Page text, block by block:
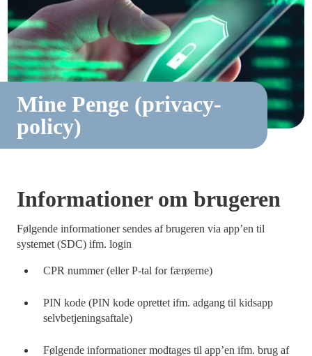
Mine Penge (privacy-
policy)
Informationer om brugeren
Følgende informationer sendes af brugeren via app’en til
systemet (SDC) ifm. login
CPR nummer (eller P-tal for færøerne)
PIN kode (PIN kode oprettet ifm. adgang til kidsapp
selvbetjeningsaftale)
Følgende informationer modtages til app’en ifm. brug af